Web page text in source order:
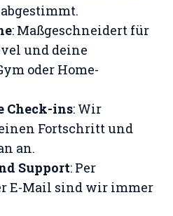
: Maßgeschneidert für
und deine
oder Home-
Check-ins: Wir
Fortschritt und
an.
Support: Per
E-Mail sind wir immer